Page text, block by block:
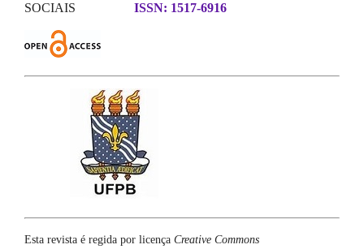
SOCIAIS
ISSN: 1517-6916
Esta revista é regida por licença Creative Commons